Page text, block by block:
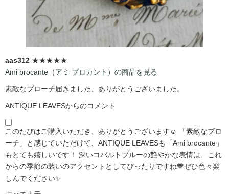
aas312 ★★★★★
Ami brocante（アミ ブロカント）の商品を見る
素敵なブローチ届きました、ありがとうございました。
ANTIQUE LEAVESからのコメント
このたびはご購入いただき、ありがとうございます☺️ 「素敵なブロ
ーチ」と感じていただけて、ANTIQUE LEAVESも「Ami brocante」
もとても嬉しいです！ 深いコバルトブルーの艶やかな表情は、これ
からの季節の装いのアクセントとしてぴったりですね💙ぜひ色々楽
しんでください✨